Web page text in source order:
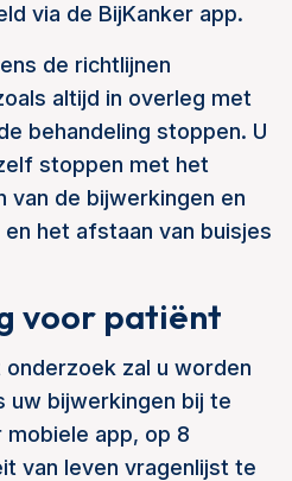
via de BijKanker app.
de richtlijnen
altijd in overleg met
behandeling stoppen. U
stoppen met het
van de bijwerkingen en
het afstaan van buisjes
voor patiënt
zal u worden
uw bijwerkingen bij te
mobiele app, op 8
van leven vragenlijst te